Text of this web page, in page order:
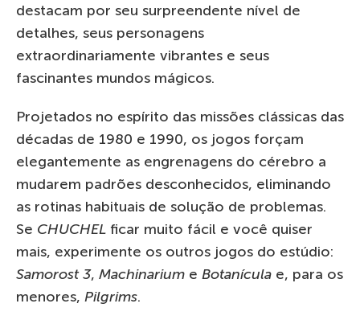
destacam por seu surpreendente nível de
detalhes, seus personagens
extraordinariamente vibrantes e seus
fascinantes mundos mágicos.
Projetados no espírito das missões clássicas das
décadas de 1980 e 1990, os jogos forçam
elegantemente as engrenagens do cérebro a
mudarem padrões desconhecidos, eliminando
as rotinas habituais de solução de problemas.
Se CHUCHEL ficar muito fácil e você quiser
mais, experimente os outros jogos do estúdio:
Samorost 3, Machinarium e Botanícula e, para os
menores, Pilgrims.